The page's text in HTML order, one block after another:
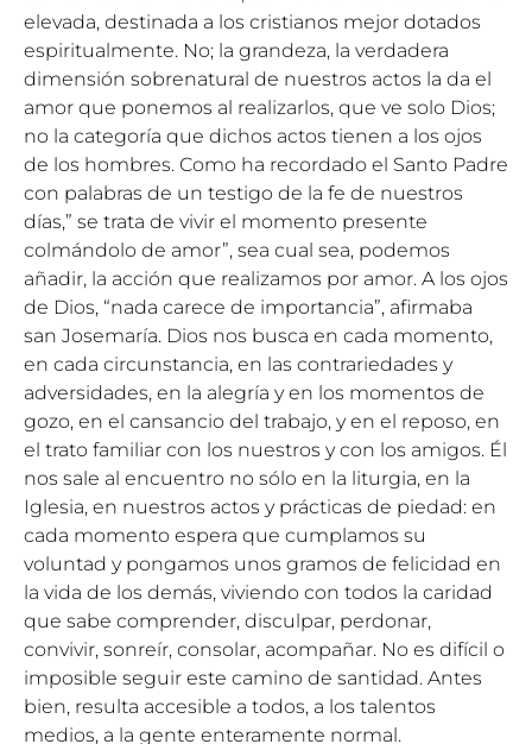
elevada, destinada a los cristianos mejor dotados
espiritualmente. No; la grandeza, la verdadera
dimensión sobrenatural de nuestros actos la da el
amor que ponemos al realizarlos, que ve solo Dios;
no la categoría que dichos actos tienen a los ojos
de los hombres. Como ha recordado el Santo Padre
con palabras de un testigo de la fe de nuestros
días,” se trata de vivir el momento presente
colmándolo de amor”, sea cual sea, podemos
añadir, la acción que realizamos por amor. A los ojos
de Dios, “nada carece de importancia”, afirmaba
san Josemaría. Dios nos busca en cada momento,
en cada circunstancia, en las contrariedades y
adversidades, en la alegría y en los momentos de
gozo, en el cansancio del trabajo, y en el reposo, en
el trato familiar con los nuestros y con los amigos. Él
nos sale al encuentro no sólo en la liturgia, en la
Iglesia, en nuestros actos y prácticas de piedad: en
cada momento espera que cumplamos su
voluntad y pongamos unos gramos de felicidad en
la vida de los demás, viviendo con todos la caridad
que sabe comprender, disculpar, perdonar,
convivir, sonreír, consolar, acompañar. No es difícil o
imposible seguir este camino de santidad. Antes
bien, resulta accesible a todos, a los talentos
medios, a la gente enteramente normal.